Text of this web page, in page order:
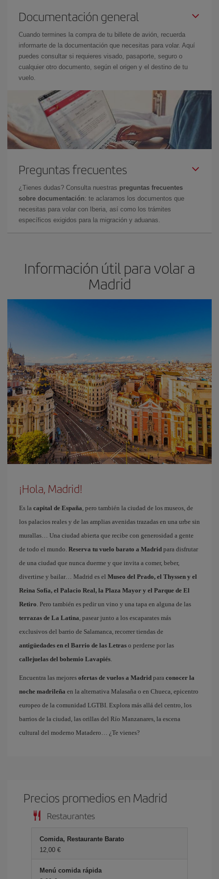
Documentación general
Cuando termines la compra de tu billete de avión, recuerda
informarte de la documentación que necesitas para volar. Aquí
puedes consultar si requieres visado, pasaporte, seguro o
cualquier otro documento, según el origen y el destino de tu
vuelo.
Preguntas frecuentes
¿Tienes dudas? Consulta nuestras preguntas frecuentes
sobre documentación: te aclaramos los documentos que
necesitas para volar con Iberia, así como los trámites
específicos exigidos para la migración y aduanas.
Información útil para volar a
Madrid
¡Hola, Madrid!
Es la capital de España, pero también la ciudad de los museos, de
los palacios reales y de las amplias avenidas trazadas en una urbe sin
murallas… Una ciudad abierta que recibe con generosidad a gente
de todo el mundo. Reserva tu vuelo barato a Madrid para disfrutar
de una ciudad que nunca duerme y que invita a comer, beber,
divertirse y bailar… Madrid es el Museo del Prado, el Thyssen y el
Reina Sofía, el Palacio Real, la Plaza Mayor y el Parque de El
Retiro. Pero también es pedir un vino y una tapa en alguna de las
terrazas de La Latina, pasear junto a los escaparates más
exclusivos del barrio de Salamanca, recorrer tiendas de
antigüedades en el Barrio de las Letras o perderse por las
callejuelas del bohemio Lavapiés.
Encuentra las mejores ofertas de vuelos a Madrid para conocer la
noche madrileña en la alternativa Malasaña o en Chueca, epicentro
europeo de la comunidad LGTBI. Explora más allá del centro, los
barrios de la ciudad, las orillas del Río Manzanares, la escena
cultural del moderno Matadero… ¿Te vienes?
Precios promedios en Madrid
Restaurantes
Comida, Restaurante Barato
12,00 €
Menú comida rápida